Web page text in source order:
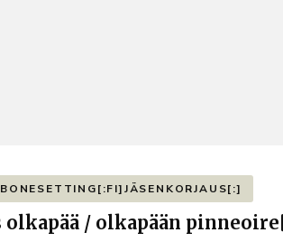
olkapää / olkapään